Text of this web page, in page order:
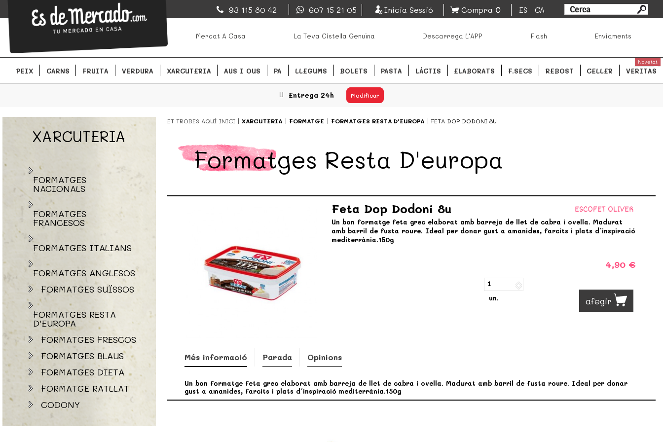
EsDeMercado.com
EsDeMercado.com te lleva a casa los mejores productos de los mejores mercados de
Barcelona y de productores locales.
EsDeMercado.com
Barcelona y de productores locales.
93 115 80 42 607 15 21 05 Inicia Sessió Compra 0 ES CA
Mercat A Casa La Teva Cistella Genuïna Descarrega L'APP Flash Enviaments
PEIX CARNS FRUITA VERDURA XARCUTERIA AUS I OUS PA LLEGUMS BOLETS PASTA LÀCTIS ELABORATS F.SECS REBOST CELLER VERITAS
Novetat
Entrega 24h Modificar
XARCUTERIA
FORMATGES
NACIONALS
FORMATGES
FRANCESOS
FORMATGES ITALIANS
FORMATGES ANGLESOS
FORMATGES SUÏSSOS
FORMATGES RESTA
D'EUROPA
FORMATGES FRESCOS
FORMATGES BLAUS
FORMATGES DIETA
FORMATGE RATLLAT
CODONY
ET TROBES AQUÍ INICI XARCUTERIA FORMATGE FORMATGES RESTA D'EUROPA FETA DOP DODONI 8U
Formatges Resta D'europa
ESCOFET OLIVER
Feta Dop Dodoni 8u
Un bon formatge feta grec elaborat amb barreja de llet de cabra i ovella. Madurat
amb barril de fusta roure. Ideal per donar gust a amanides, farcits i plats d´inspiració
mediterrània.150g
4,90 €
un. afegir
Més informació Parada Opinions
Un bon formatge feta grec elaborat amb barreja de llet de cabra i ovella. Madurat amb barril de fusta roure. Ideal per donar
gust a amanides, farcits i plats d´inspiració mediterrània.150g